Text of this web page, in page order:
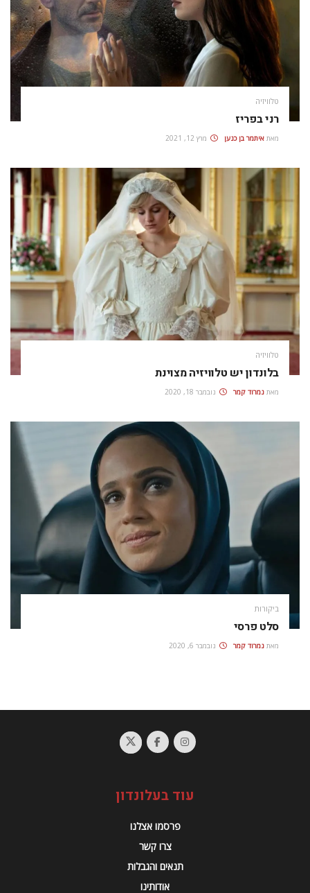
טלוויזיה
רני בפריז
מאת איתמר בן כנען מרץ 12, 2021
טלוויזיה
בלונדון יש טלוויזיה מצוינת
מאת נמרוד קמר נובמבר 18, 2020
ביקורות
סלט פרסי
מאת נמרוד קמר נובמבר 6, 2020
עוד בעלונדון
פרסמו אצלנו
צרו קשר
תנאים והגבלות
אודותינו